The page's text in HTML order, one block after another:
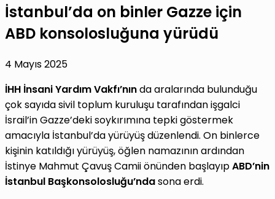
İstanbul’da on binler Gazze için
ABD konsolosluğuna yürüdü
4 Mayıs 2025
İHH İnsani Yardım Vakfı’nında aralarında bulunduğu
çok sayıda sivil toplum kuruluşu tarafından işgalci
İsrail’in Gazze’deki soykırımına tepki göstermek
amacıyla İstanbul’da yürüyüş düzenlendi. On binlerce
kişinin katıldığı yürüyüş, öğlen namazının ardından
İstinye Mahmut Çavuş Camii önünden başlayıpABD’nin
İstanbul Başkonsolosluğu’ndasona erdi.